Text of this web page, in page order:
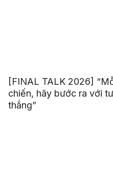
[FINAL TALK 2026]
chiến, hãy bước ra với
thắng”